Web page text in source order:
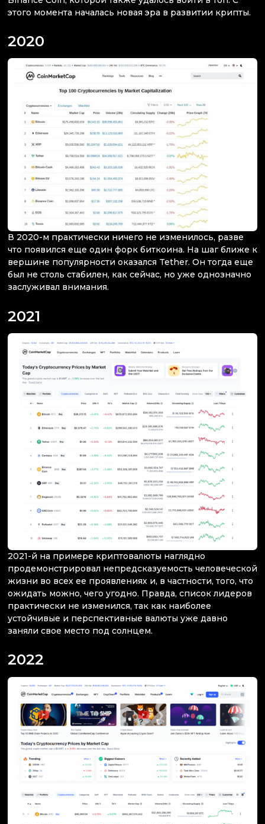
этого момента началась новая эра в развитии крипты.
2020
В 2020-м практически ничего не изменилось, разве
что появился еще один форк биткоина. На шаг ближе к
вершине популярности оказался Tether. Он тогда еще
был не столь стабилен, как сейчас, но уже однозначно
заслуживал внимания.
2021
2021-й на примере криптовалюты наглядно
продемонстрировал непредсказуемость человеческой
жизни во всех ее проявлениях и, в частности, того, что
ожидать можно, чего угодно. Правда, список лидеров
практически не изменился, так как наиболее
устойчивые и перспективные валюты уже давно
заняли свое место под солнцем.
2022